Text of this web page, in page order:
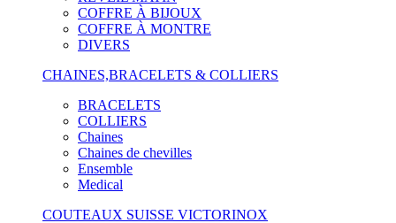
COFFRE À BIJOUX
COFFRE À MONTRE
DIVERS
CHAINES,BRACELETS & COLLIERS
BRACELETS
COLLIERS
Chaines
Chaines de chevilles
Ensemble
Medical
COUTEAUX SUISSE VICTORINOX